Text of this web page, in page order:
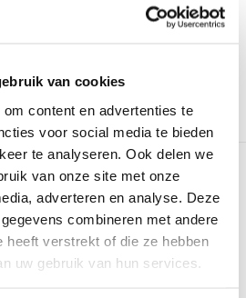
van cookies
content en advertenties te
voor social media te bieden
te analyseren. Ook delen we
van onze site met onze
adverteren en analyse. Deze
combineren met andere
heeft verstrekt of die ze hebben
uw gebruik van hun services.
Vergelijk
Bekijken
GROEN